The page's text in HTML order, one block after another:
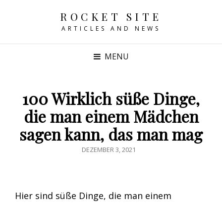
ROCKET SITE
ARTICLES AND NEWS
MENU
100 Wirklich süße Dinge,
die man einem Mädchen
sagen kann, das man mag
POSTED
DEZEMBER 3, 2021
Hier sind süße Dinge, die man einem